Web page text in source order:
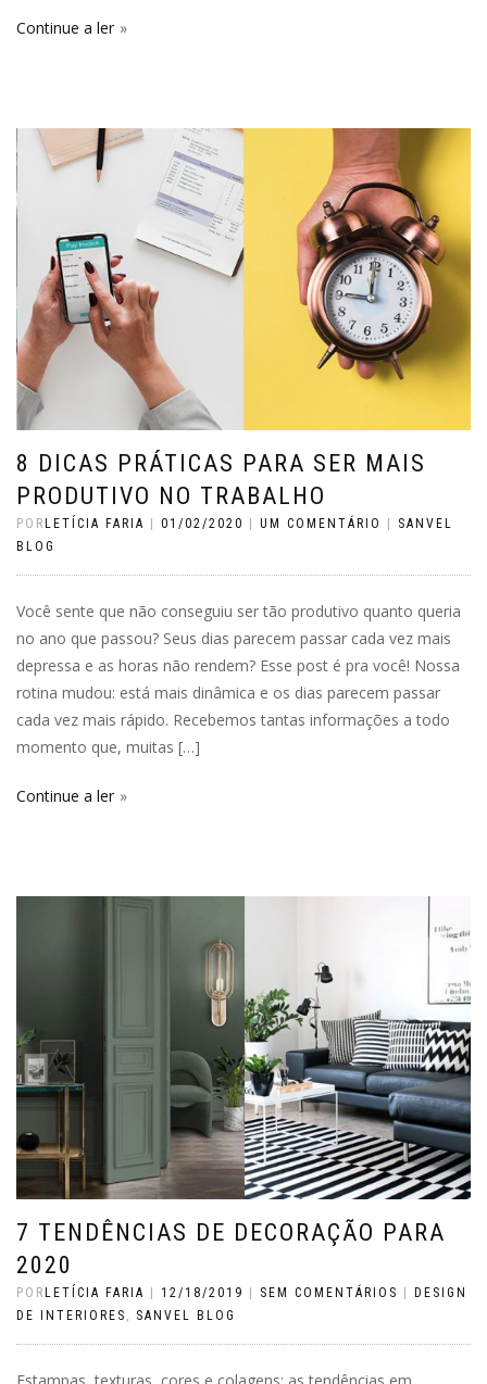
Continue a ler
8 DICAS PRÁTICAS PARA SER MAIS
PRODUTIVO NO TRABALHO
POR LETÍCIA FARIA 01/02/2020 UM COMENTÁRIO
SANVEL
BLOG
Você sente que não conseguiu ser tão produtivo quanto queria
no ano que passou? Seus dias parecem passar cada vez mais
depressa e as horas não rendem? Esse post é pra você! Nossa
rotina mudou: está mais dinâmica e os dias parecem passar
cada vez mais rápido. Recebemos tantas informações a todo
momento que, muitas […]
Continue a ler
7 TENDÊNCIAS DE DECORAÇÃO PARA
2020
POR LETÍCIA FARIA 12/18/2019 SEM COMENTÁRIOS
DESIGN
DE INTERIORES , SANVEL BLOG